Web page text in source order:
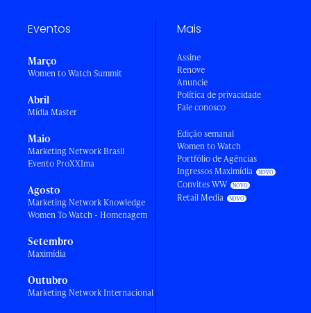
Eventos
Março
Women to Watch Summit
Abril
Mídia Master
Maio
Marketing Network Brasil
Evento ProXXIma
Agosto
Marketing Network Knowledge
Women To Watch - Homenagem
Setembro
Maximídia
Outubro
Marketing Network Internacional
Mais
Assine
Renove
Anuncie
Política de privacidade
Fale conosco
Edição semanal
Women to Watch
Portfólio de Agências
Ingressos Maximídia
Convites WW
Retail Media